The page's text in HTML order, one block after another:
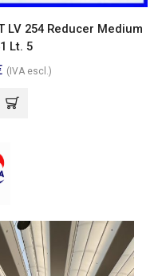
LV 254 Reducer Medium
Lt. 5
(IVA escl.)